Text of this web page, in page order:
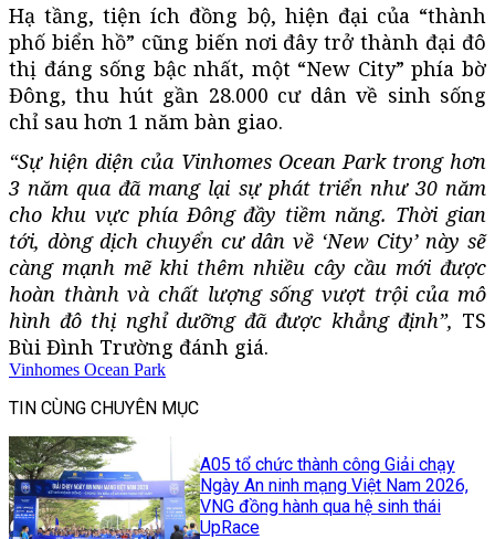
Hạ tầng, tiện ích đồng bộ, hiện đại của “thành
phố biển hồ” cũng biến nơi đây trở thành đại đô
thị đáng sống bậc nhất, một “New City” phía bờ
Đông, thu hút gần 28.000 cư dân về sinh sống
chỉ sau hơn 1 năm bàn giao.
“Sự hiện diện của Vinhomes Ocean Park trong hơn
3 năm qua đã mang lại sự phát triển như 30 năm
cho khu vực phía Đông đầy tiềm năng. Thời gian
tới, dòng dịch chuyển cư dân về ‘New City’ này sẽ
càng mạnh mẽ khi thêm nhiều cây cầu mới được
hoàn thành và chất lượng sống vượt trội của mô
hình đô thị nghỉ dưỡng đã được khẳng định”, TS
Bùi Đình Trường đánh giá.
Vinhomes Ocean Park
TIN CÙNG CHUYÊN MỤC
A05 tổ chức thành công Giải chạy
Ngày An ninh mạng Việt Nam 2026,
VNG đồng hành qua hệ sinh thái
UpRace